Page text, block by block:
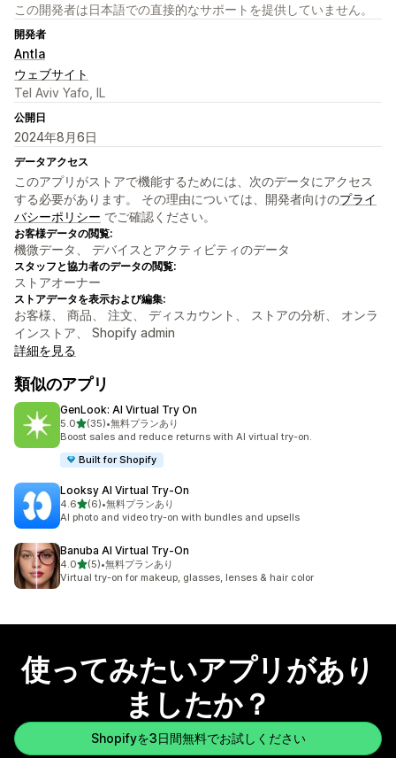
この開発者は日本語での直接的なサポートを提供していません。
開発者
Antla
ウェブサイト
Tel Aviv Yafo, IL
公開日
2024年8月6日
データアクセス
このアプリがストアで機能するためには、次のデータにアクセス
する必要があります。 その理由については、開発者向けのプライ
バシーポリシー でご確認ください。
お客様データの閲覧:
機微データ、 デバイスとアクティビティのデータ
スタッフと協力者のデータの閲覧:
ストアオーナー
ストアデータを表示および編集:
お客様、 商品、 注文、 ディスカウント、 ストアの分析、 オンラ
インストア、 Shopify admin
詳細を見る
類似のアプリ
GenLook: AI Virtual Try On
5.05つ星中
(35)
合計レビュー数：35件
•無料プランあり
Boost sales and reduce returns with AI virtual try-on.
Built for Shopify
Looksy AI Virtual Try‑On
4.65つ星中
(6)
合計レビュー数：6件
•無料プランあり
AI photo and video try-on with bundles and upsells
Banuba AI Virtual Try‑On
4.05つ星中
(5)
合計レビュー数：5件
•無料プランあり
Virtual try-on for makeup, glasses, lenses & hair color
使ってみたいアプリがあり
ましたか？
Shopifyを3日間無料でお試しください